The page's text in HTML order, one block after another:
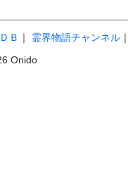
Ｂ ｜ 霊界物語チャンネル ｜
Onido